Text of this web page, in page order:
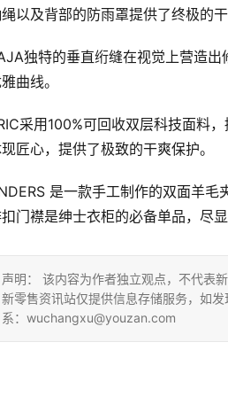
以及背部的防雨罩提供了终极的干
独特的垂直绗缝在视觉上营造
曲线。
采用100%可回收双层科技面料
匠心，提供了极致的干爽保护。
是一款手工制作的双面羊
门襟是绅士衣柜的必备单品，尽显
声明： 该内容为作者独立观点，不代表
新零售资讯站仅提供信息存储服务，如
系：wuchangxu@youzan.com